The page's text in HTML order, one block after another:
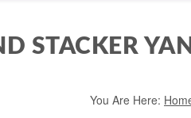
STACKER
You Are Here: